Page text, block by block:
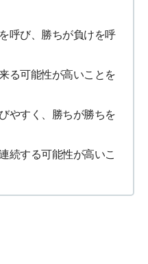
呼び、勝ちが負けを呼
る可能性が高いことを
やすく、勝ちが勝ちを
続する可能性が高いこ